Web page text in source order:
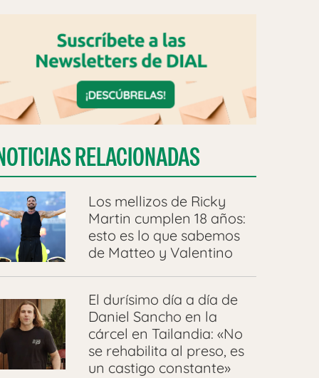
RELACIONADAS
Los mellizos de Ricky
Martin cumplen 18 años:
esto es lo que sabemos
de Matteo y Valentino
El durísimo día a día de
Daniel Sancho en la
cárcel en Tailandia: «No
se rehabilita al preso, es
un castigo constante»